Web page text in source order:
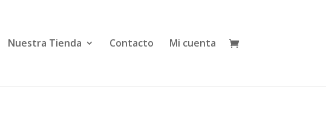
Nuestra Tienda Contacto Mi cuenta